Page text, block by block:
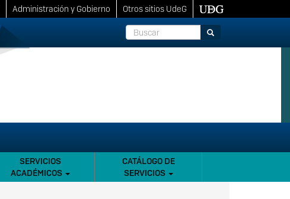
Administración y Gobierno
Otros sitios UdeG
Buscar
Buscar
SERVICIOS
ACADÉMICOS
CATÁLOGO DE
SERVICIOS